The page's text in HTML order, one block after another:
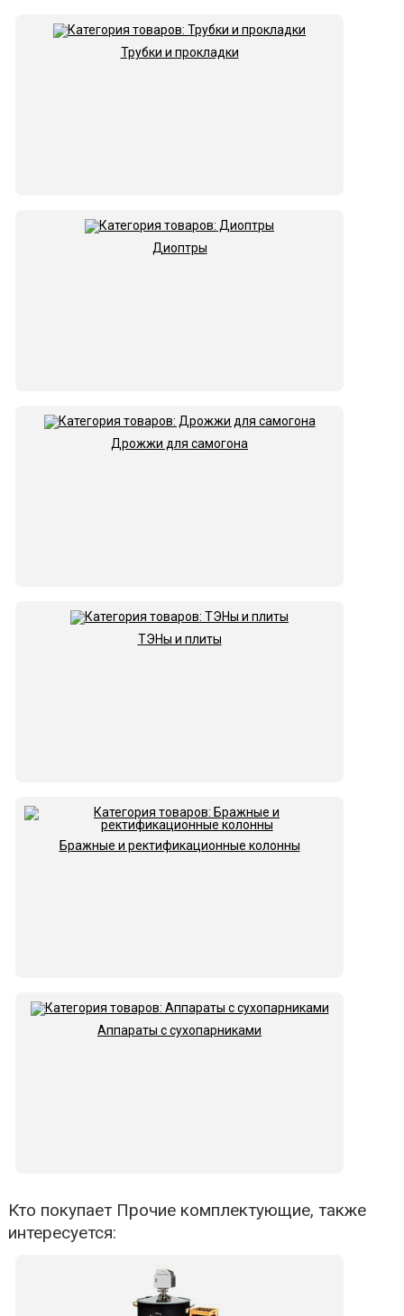
Трубки и прокладки
Диоптры
Дрожжи для самогона
ТЭНы и плиты
Бражные и ректификационные колонны
Аппараты с сухопарниками
Кто покупает Прочие комплектующие, также
интересуется: